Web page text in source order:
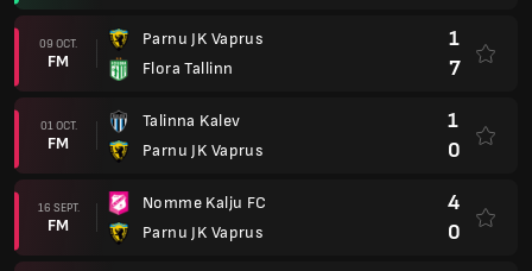
09 OCT.
FM
Parnu JK Vaprus
Flora Tallinn
1
7
01 OCT.
FM
Talinna Kalev
Parnu JK Vaprus
1
0
16 SEPT.
FM
Nomme Kalju FC
Parnu JK Vaprus
4
0